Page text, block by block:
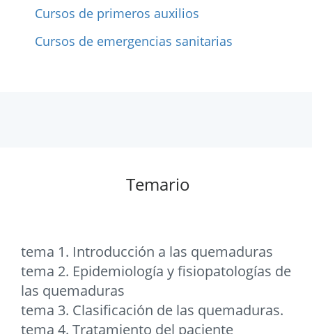
Cursos de primeros auxilios
Cursos de emergencias sanitarias
Temario
tema 1. Introducción a las quemaduras
tema 2. Epidemiología y fisiopatologías de
las quemaduras
tema 3. Clasificación de las quemaduras.
tema 4. Tratamiento del paciente